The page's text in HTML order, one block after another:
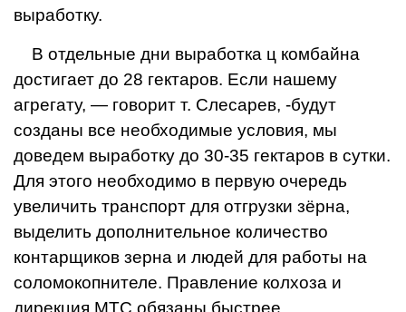
выработку.
В отдельные дни выработка ц комбайна
достигает до 28 гек­таров. Если нашему
агрегату, — говорит т. Слесарев, -будут
созданы все необходимые условия, мы
доведем выработку до 30-35 гектаров в сутки.
Для этого необходимо в первую очередь
увеличить транспорт для отгрузки зёрна,
выделить дополнительное количество
контарщиков зерна и людей для работы на
соломокопнителе. Правление колхоза и
дирекция МТС обязаны быстрее